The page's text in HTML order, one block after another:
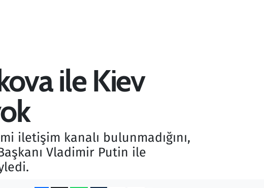
ile Kiev
iletişim kanalı bulunmadığını,
Vladimir Putin ile